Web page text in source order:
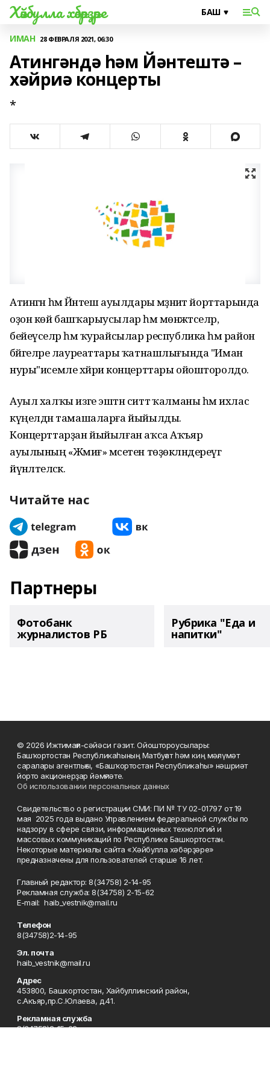
Хәйбулла хәбәрҙәре
ИМАН 28 ФЕВРАЛЯ 2021, 06:30
Атингәндә һәм Йәнтештә –
хәйриә концерты
*
Атингән һәм Йәнтеш ауылдары мәҙәниәт йорттарында
оҙон көй башҡарыусылар һәм мөнәжәтселәр,
бейеүселәр һәм ҡурайсылар республика һәм район
бәйгеләре лауреаттары ҡатнашлығында "Иман
нуры"исемле хәйриә концерттары ойошторолдо.
Ауыл халҡы изге эштән ситтә ҡалманы һәм ихлас
күңелдән тамашаларға йыйылды.
Концерттарҙан йыйылған аҡса Аҡъяр
ауылының «Жәмиғ» мәсетен төҙөкләндереүгә
йүнәлтеләсәк.
Читайте нас
Партнеры
Фотобанк
журналистов РБ
Рубрика "Еда и
напитки"
© 2026 Ижтимағи-сәйәси гәзит. Ойоштороусылары:
Башҡортостан Республикаһының Матбуғат һәм киң мәғлүмәт
саралары агентлығы, «Башҡортостан Республикаһы» нәшриәт
йорто акционерҙар йәмғиәте.
Об использовании персональных данных
Свидетельство о регистрации СМИ: ПИ № ТУ 02-01797 от 19
мая 2025 года выдано Управлением федеральной службы по
надзору в сфере связи, информационных технологий и
массовых коммуникаций по Республике Башкортостан.
Некоторые материалы сайта «Хәйбулла хәбәрҙәре»
предназначены для пользователей старше 16 лет.
Главный редактор: 8(34758) 2-14-95
Рекламная служба: 8(34758) 2-15-62
Е-mаil: haib_vestnik@mail.ru
Телефон
8(34758)2-14-95
Эл. почта
haib_vestnik@mail.ru
Адрес
453800, Башкортостан, Хайбуллинский район,
с.Акъяр,пр.С.Юлаева, д.41.
Рекламная служба
8(34758)2-15-62